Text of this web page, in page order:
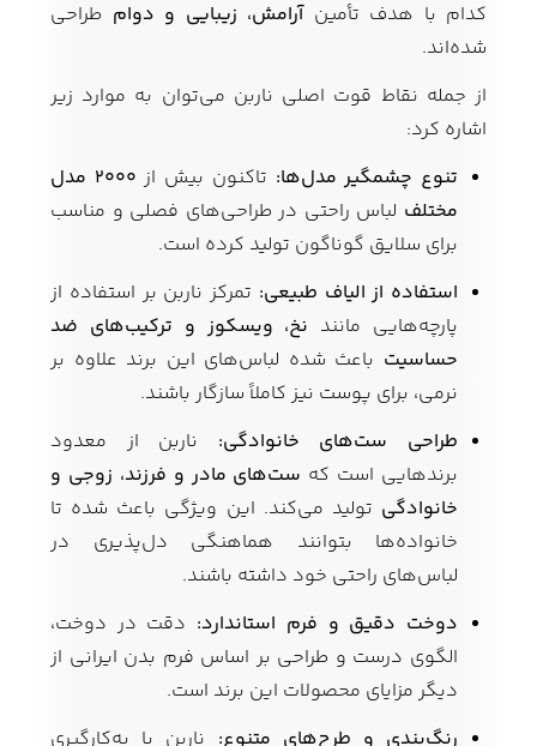
کدام با هدف تأمینآرامش، زیبایی و دوام طراحی
شده‌اند.
از جمله نقاط قوت اصلی ناربن می‌توان به موارد زیر
اشاره کرد:
تنوع چشمگیر مدل‌ها: تاکنون بیش از
۲۰۰۰ مدل
مختلف لباس راحتی در طراحی‌های فصلی و مناسب
برای سلایق گوناگون تولید کرده است.
استفاده از الیاف طبیعی: تمرکز ناربن بر استفاده از
پارچه‌هایی مانند نخ، ویسکوز و ترکیب‌های ضد
حساسیت باعث شده لباس‌های این برند علاوه بر
نرمی، برای پوست نیز کاملاً سازگار باشند.
طراحی ست‌های خانوادگی: ناربن از معدود
برندهایی است که ست‌های مادر و فرزند، زوجی و
خانوادگی تولید می‌کند. این ویژگی باعث شده تا
خانواده‌ها بتوانند هماهنگی دل‌پذیری در
لباس‌های راحتی خود داشته باشند.
دوخت دقیق و فرم استاندارد: دقت در دوخت،
الگوی درست و طراحی بر اساس فرم بدن ایرانی از
دیگر مزایای محصولات این برند است.
رنگ‌بندی و طرح‌های متنوع: ناربن با به‌کارگیری